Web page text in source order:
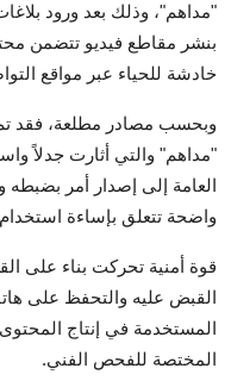
"مداهم"، وذلك بعد ورود
بنشر مقاطع فيديو تتضمن
خادشة للحياء عبر مواقع
وبحسب مصادر مطلعة، فقد
"مداهم" والتي أثارت جدلاً
العامة إلى إصدار أمر بضبطه
واضحة تتعلق بإساءة
قوة أمنية تحركت بناء على
القبض عليه والتحفظ على
المستخدمة في إنتاج
المختصة للفحص الفني.